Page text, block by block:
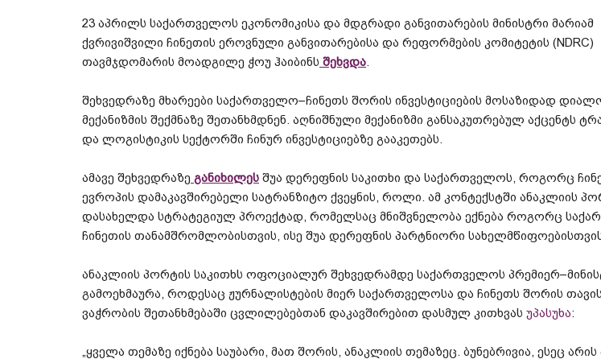
23 აპრილს საქართველოს ეკონომიკისა და მდგრადი განვითარების მინისტრი მარიამ
ქვრივიშვილი ჩინეთის ეროვნული განვითარებისა და რეფორმების კომიტეტის (NDRC)
თავმჯდომარის მოადგილე ჭოუ ჰაიბინს შეხვდა.
შეხვედრაზე მხარეები საქართველო–ჩინეთს შორის ინვესტიციების მოსაზიდად
მექანიზმის შექმნაზე შეთანხმდნენ. აღნიშნული მექანიზმი განსაკუთრებულ აქცენტს
და ლოგისტიკის სექტორში ჩინურ ინვესტიციებზე გააკეთებს.
ამავე შეხვედრაზე განიხილეს შუა დერეფნის საკითხი და საქართველოს, როგორც
ევროპის დამაკავშირებელი სატრანზიტო ქვეყნის, როლი. ამ კონტექსტში ანაკლიის
დასახელდა სტრატეგიულ პროექტად, რომელსაც მნიშვნელობა ექნება როგორც
ჩინეთის თანამშრომლობისთვის, ისე შუა დერეფნის პარტნიორი
ანაკლიის პორტის საკითხს ოფოციალურ შეხვედრამდე საქართველოს პრემიერ–
გამოეხმაურა, როდესაც ჟურნალისტების მიერ საქართველოსა და ჩინეთს შორის
ვაჭრობის შეთანხმებაში ცვლილებებთან დაკავშირებით დასმულ კითხვას უპასუხა:
„ყველა თემაზე იქნება საუბარი, მათ შორის, ანაკლიის თემაზეც. ბუნებრივია, ესეც არის